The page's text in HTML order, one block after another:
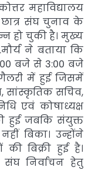
महाविद्यालय
संघ चुनाव के
हो चुकी है। मुख्य
ने बताया कि
बजे से 3:00 बजे
में हुई जिसमें
सांस्कृतिक सचिव,
एवं कोषाध्यक्ष
हुई जबकि संयुक्त
बिका। उन्होंने
बिक्री हुई है।
संघ निर्वाचन हेतु